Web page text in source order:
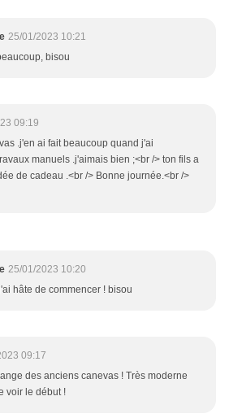
25/01/2023 10:21
bisou
09:19
.j'en ai fait beaucoup quand j'ai
manuels .j'aimais bien ;<br /> ton fils a
de cadeau .<br /> Bonne journée.<br />
25/01/2023 10:20
hâte de commencer ! bisou
09:17
des anciens canevas ! Très moderne
voir le début !